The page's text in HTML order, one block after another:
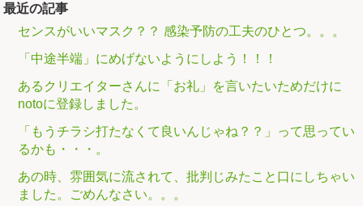
最近の記事
センスがいいマスク？？ 感染予防の工夫のひとつ。。。
「中途半端」にめげないようにしよう！！！
あるクリエイターさんに「お礼」を言いたいためだけに
notoに登録しました。
「もうチラシ打たなくて良いんじゃね？？」って思ってい
るかも・・・。
あの時、雰囲気に流されて、批判じみたこと口にしちゃい
ました。ごめんなさい。。。